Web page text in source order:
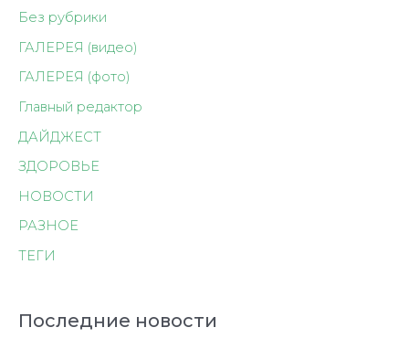
Без рубрики
ГАЛЕРЕЯ (видео)
ГАЛЕРЕЯ (фото)
Главный редактор
ДАЙДЖЕСТ
ЗДОРОВЬЕ
НОВОСТИ
РАЗНОЕ
ТЕГИ
Последние новости